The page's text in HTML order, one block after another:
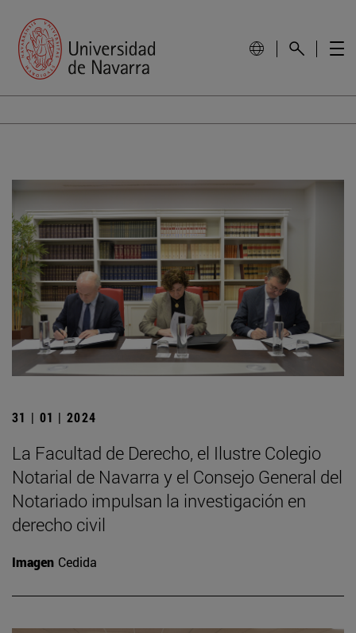
31 | 01 | 2024
La Facultad de Derecho, el Ilustre Colegio
Notarial de Navarra y el Consejo General del
Notariado impulsan la investigación en
derecho civil
Imagen Cedida